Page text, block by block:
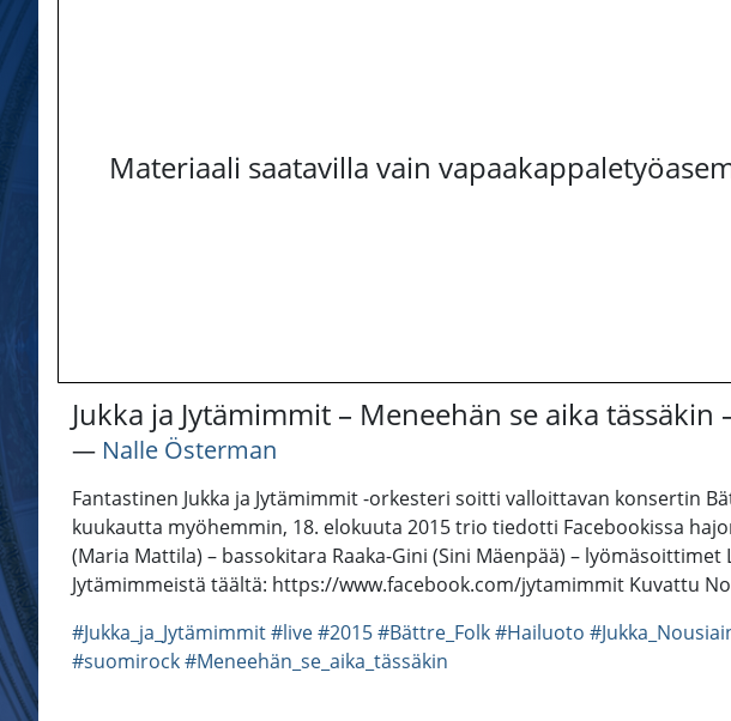
Materiaali saatavilla vain
Jukka ja Jytämimmit – Meneehän se aika
― Nalle Österman
Fantastinen Jukka ja Jytämimmit -orkesteri soitti valloittavan konsertin
kuukautta myöhemmin, 18. elokuuta 2015 trio tiedotti Facebookissa
(Maria Mattila) – bassokitara Raaka-Gini (Sini Mäenpää) –
Jytämimmeistä täältä: https://www.facebook.com/jytamimmit Kuvattu
#Jukka_ja_Jytämimmit#live#2015#Bättre_Folk#Hailuoto
#suomirock#Meneehän_se_aika_tässäkin